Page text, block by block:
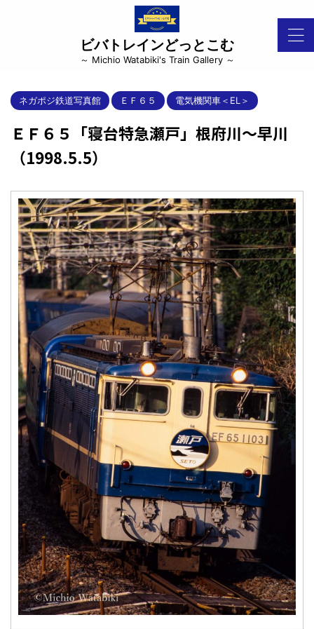
ビバトレインどっとこむ
～ Michio Watabiki's Train Gallery ～
ネガポジ鉄道写真館 ＥＦ６５ 電気機関車＜EL＞
ＥＦ６５「寝台特急瀬戸」根府川～早川
（1998.5.5）